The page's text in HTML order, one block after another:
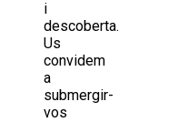
i
descoberta.
Us
convidem
a
submergir-
vos